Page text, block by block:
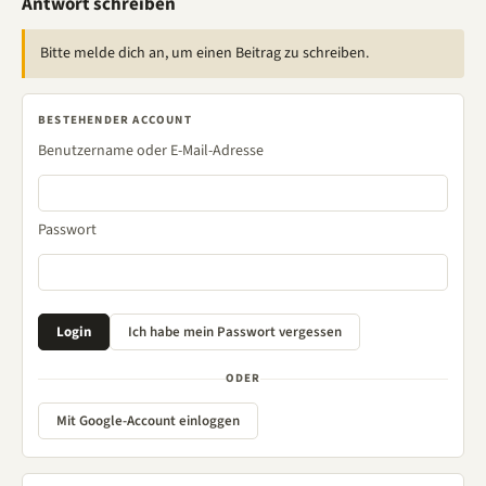
Bitte melde dich an, um einen Beitrag zu schreiben.
BESTEHENDER ACCOUNT
Benutzername oder E-Mail-Adresse
Passwort
ODER
Mit Google-Account einloggen